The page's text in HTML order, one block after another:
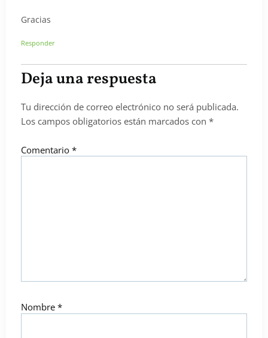
Gracias
Responder
Deja una respuesta
Tu dirección de correo electrónico no será publicada.
Los campos obligatorios están marcados con *
Comentario *
Nombre *